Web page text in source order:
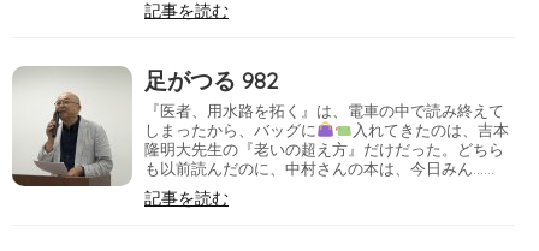
記事を読む
足がつる 982
『医者、用水路を拓く』は、電車の中で読み終えて
しまったから、バッグに
入れてきたのは、吉本
隆明大先生の『老いの超え方』だけだった。どちら
も以前読んだのに、中村さんの本は、今日みん……
記事を読む